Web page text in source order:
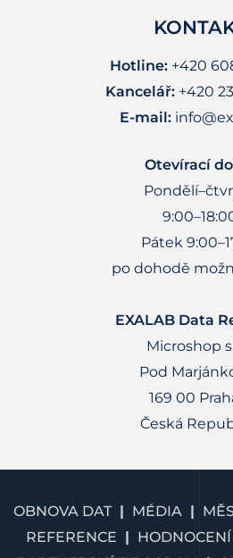
Hotline:+420
Kancelář: +420
E-mail:
Otevírací
Pátek
po dohodě
EXALAB Data
Microshop
Pod
169 00
Česká
OBNOVA DAT MÉDIA
REFERENCE